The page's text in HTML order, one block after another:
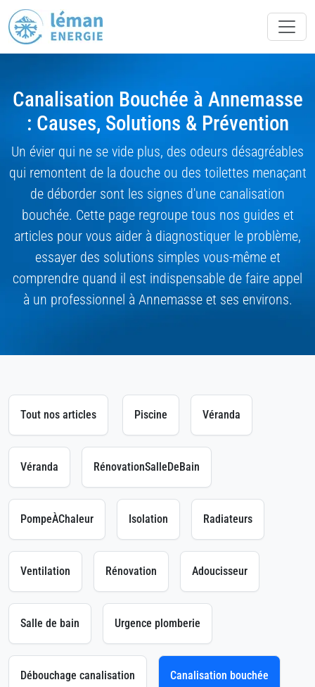
Canalisation Bouchée à Annemasse
: Causes, Solutions & Prévention
Un évier qui ne se vide plus, des odeurs désagréables
qui remontent de la douche ou des toilettes menaçant
de déborder sont les signes d'une canalisation
bouchée. Cette page regroupe tous nos guides et
articles pour vous aider à diagnostiquer le problème,
essayer des solutions simples vous-même et
comprendre quand il est indispensable de faire appel
à un professionnel à Annemasse et ses environs.
Tout nos articles Piscine Véranda
Véranda RénovationSalleDeBain
PompeÀChaleur Isolation Radiateurs
Ventilation Rénovation Adoucisseur
Salle de bain Urgence plomberie
Débouchage canalisation Canalisation bouchée